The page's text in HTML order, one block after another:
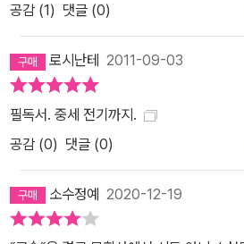
공감 (1) 댓글 (0)
로시난테 2011-09-03
필독서. 중세 전기까지.
공감 (0) 댓글 (0)
소수정예 2020-12-19